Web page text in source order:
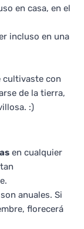
en casa, en el
incluso en una
cultivaste con
de la tierra,
:)
en cualquier
son anuales. Si
florecerá